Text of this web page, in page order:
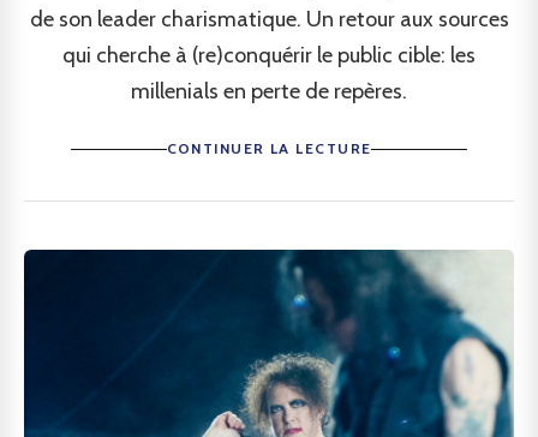
de son leader charismatique. Un retour aux sources
qui cherche à (re)conquérir le public cible: les
millenials en perte de repères.
CONTINUER LA LECTURE